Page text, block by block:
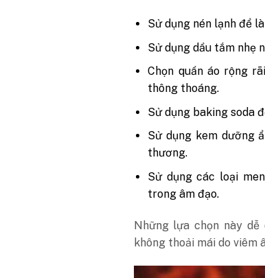
Sử dụng nén lạnh để
Sử dụng dầu tắm nhẹ
Chọn quần áo rộng
thông thoáng.
Sử dụng baking soda
Sử dụng kem dưỡng
thương.
Sử dụng các loại
trong âm đạo.
Những lựa chọn này
không thoải mái do viêm